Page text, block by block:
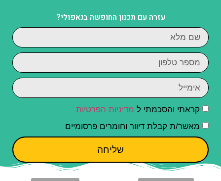
עזרה עם תכנון החופשה בנאפולי?
קראתי והסכמתי ל מדיניות הפרטיות
מאשר/ת קבלת דיוור וחומרים פרסומיים
שליחה